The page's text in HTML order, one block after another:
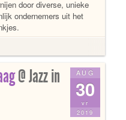
door diverse, unieke
ondernemers uit het
AUG
30
vr
2019
@ Jazz in